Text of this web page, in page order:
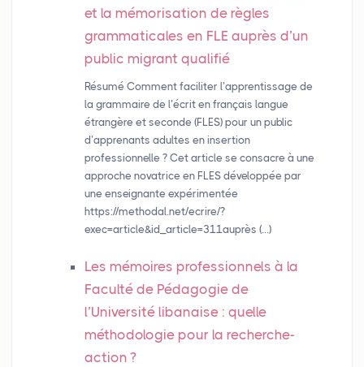
et la mémorisation de règles
grammaticales en FLE auprès d’un
public migrant qualifié
Résumé Comment faciliter l’apprentissage de
la grammaire de l’écrit en français langue
étrangère et seconde (FLES) pour un public
d’apprenants adultes en insertion
professionnelle ? Cet article se consacre à une
approche novatrice en FLES développée par
une enseignante expérimentée
https://methodal.net/ecrire/?
exec=article&id_article=311auprès (…)
Les mémoires professionnels à la
Faculté de Pédagogie de
l’Université libanaise : quelle
méthodologie pour la recherche-
action ?